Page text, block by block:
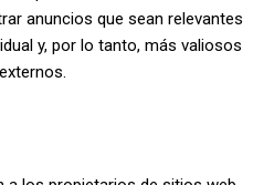
anuncios que sean relevantes
y, por lo tanto, más valiosos